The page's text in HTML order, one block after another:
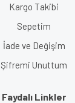
Kargo Takibi
Sepetim
İade ve Değişim
Şifremi Unuttum
Faydalı Linkler